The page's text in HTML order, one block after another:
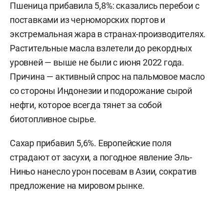
Пшеница прибавила 5,8%: сказались перебои с
поставками из черноморских портов и
экстремальная жара в странах-производителях.
Растительные масла взлетели до рекордных
уровней — выше не были с июня 2022 года.
Причина — активный спрос на пальмовое масло
со стороны Индонезии и подорожание сырой
нефти, которое всегда тянет за собой
биотопливное сырье.
Сахар прибавил 5,6%. Европейские поля
страдают от засухи, а погодное явление Эль-
Ниньо нанесло урон посевам в Азии, сократив
предложение на мировом рынке.